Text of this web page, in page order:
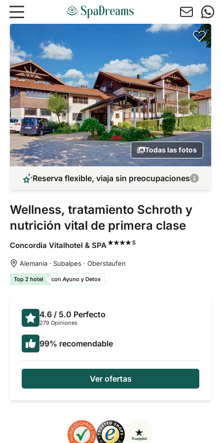
Ir al contenido principal
Todas las fotos
Reserva flexible, viaja sin preocupaciones
Wellness, tratamiento Schroth y
nutrición vital de primera clase
Concordia Vitalhotel & SPA S
Alemania · Subalpes · Oberstaufen
Top 2 hotel con Ayuno y Detox
4.6 / 5.0 Perfecto
279 Opiniones
99% recomendable
Ver ofertas